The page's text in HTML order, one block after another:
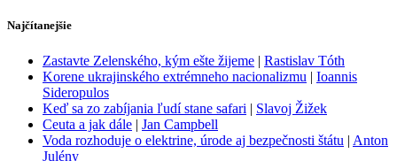
Najčítanejšie
Zastavte Zelenského, kým ešte žijeme | Rastislav Tóth
Korene ukrajinského extrémneho nacionalizmu | Ioannis
Sideropulos
Keď sa zo zabíjania ľudí stane safari | Slavoj Žižek
Ceuta a jak dále | Jan Campbell
Voda rozhoduje o elektrine, úrode aj bezpečnosti štátu | Anton
Julény